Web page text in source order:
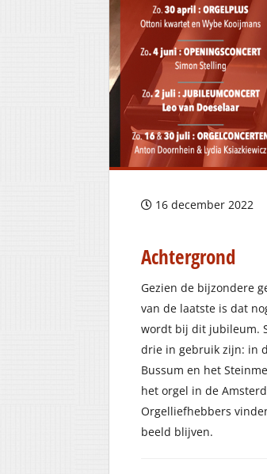
16 december 2022
Achtergrond
Gezien de bijzondere
van de laatste is dat
wordt bij dit jubileum.
drie in gebruik zijn: in
Bussum en het
het orgel in de
Orgelliefhebbers
beeld blijven.